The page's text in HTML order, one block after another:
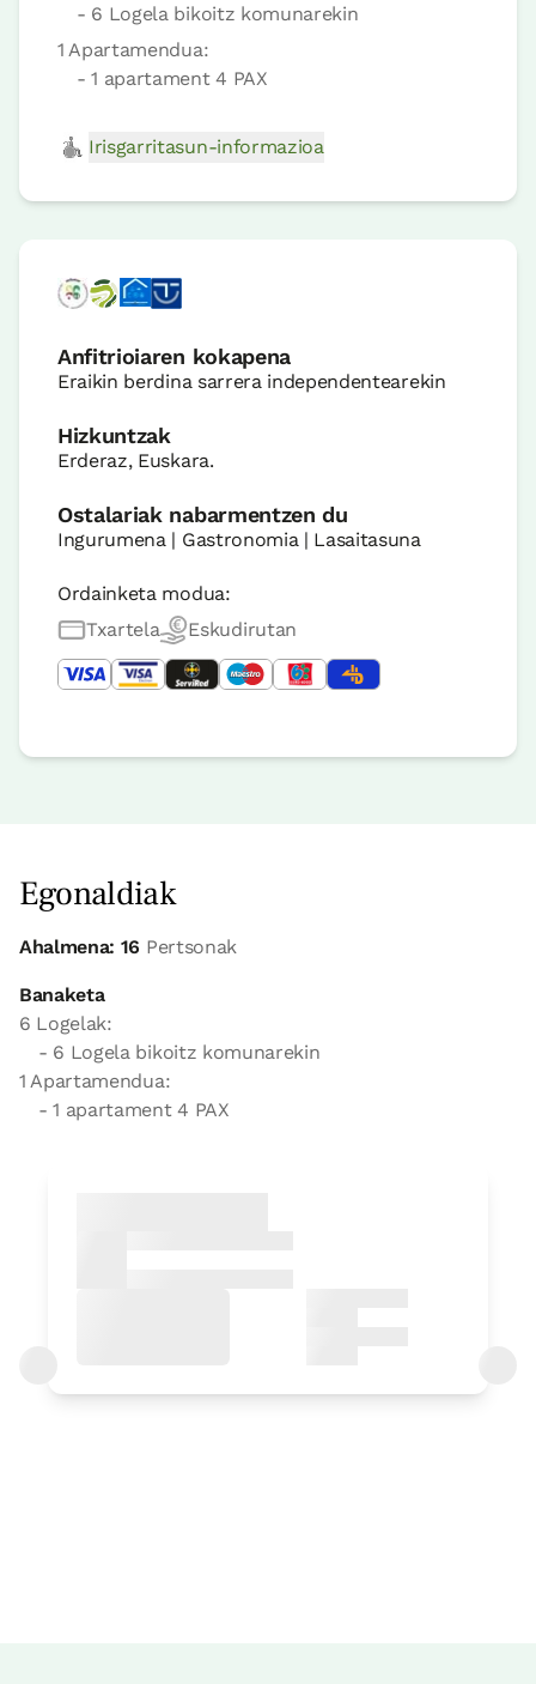
- 6 Logela bikoitz komunarekin
1 Apartamendua:
- 1 apartament 4 PAX
Irisgarritasun-informazioa
Anfitrioiaren kokapena
Eraikin berdina sarrera independentearekin
Hizkuntzak
Erderaz, Euskara.
Ostalariak nabarmentzen du
Ingurumena | Gastronomia | Lasaitasuna
Ordainketa modua:
Txartela
Eskudirutan
Egonaldiak
Ahalmena: 16 Pertsonak
Banaketa
6 Logelak:
- 6 Logela bikoitz komunarekin
1 Apartamendua:
- 1 apartament 4 PAX